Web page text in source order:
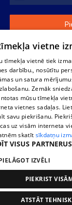
Ja tavs
1188 datu bāzes,
vai informācijas
stingri aizliegta.
režīmā. Jebkura
pārpublicēšana ir
redakcijas atļaujas.
Portāla palīdzības
IzstrādātsSIA Helio
vietne
tīmekļa vietnē tiek
darbību., nosūtītu
un satura
Zemāk
mūsu tīmekļa
vietnes sadaļas.
savu piekrišanu.
uz visām interneta
skatīt sīkdatņu
VISUS PARTNERUS
IZVĒLI
PIEKRIST
ATSTĀT